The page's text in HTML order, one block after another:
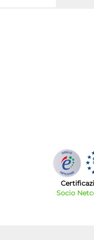
Socio